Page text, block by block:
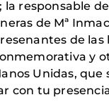
responsable
de Mª
de las
y
Unidas, que
con tu